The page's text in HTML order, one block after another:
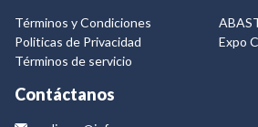
Términos y Condiciones
Politicas de Privacidad
Términos de servicio
Expo
Contáctanos